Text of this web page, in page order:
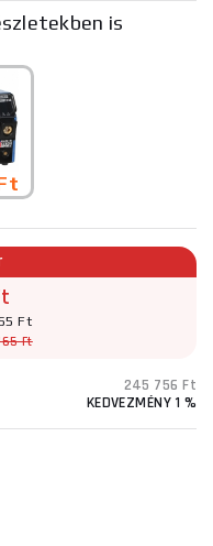
is
Ft
Ft
245 756 Ft
KEDVEZMÉNY 1 %